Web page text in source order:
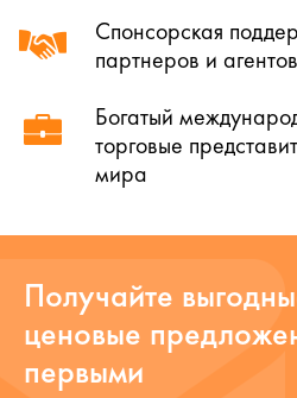
Спонсорская
партнеров и агентов
Богатый
торговые
мира
Получайте
ценовые
первыми